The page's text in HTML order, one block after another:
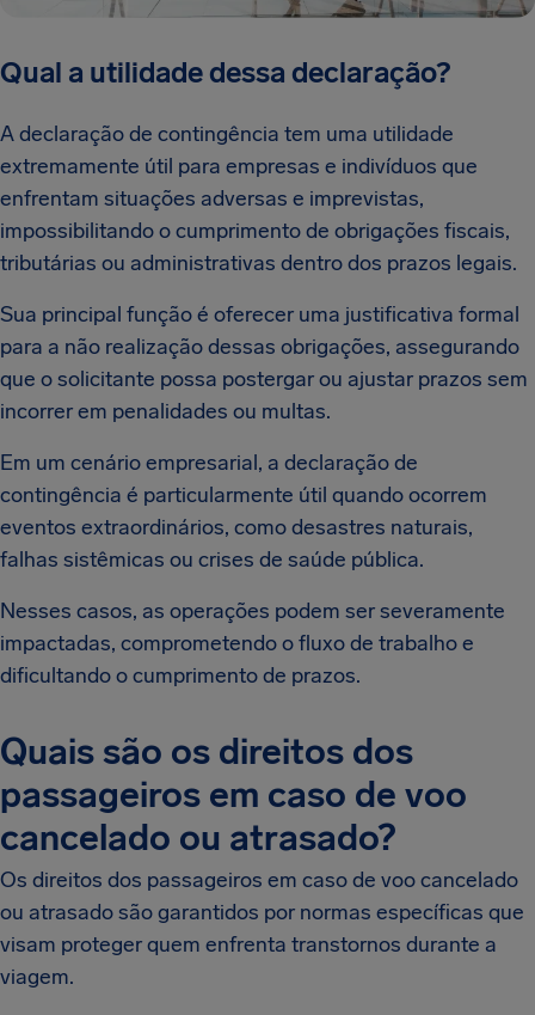
Qual a utilidade dessa declaração?
A declaração de contingência tem uma utilidade
extremamente útil para empresas e indivíduos que
enfrentam situações adversas e imprevistas,
impossibilitando o cumprimento de obrigações fiscais,
tributárias ou administrativas dentro dos prazos legais.
Sua principal função é oferecer uma justificativa formal
para a não realização dessas obrigações, assegurando
que o solicitante possa postergar ou ajustar prazos sem
incorrer em penalidades ou multas.
Em um cenário empresarial, a declaração de
contingência é particularmente útil quando ocorrem
eventos extraordinários, como desastres naturais,
falhas sistêmicas ou crises de saúde pública.
Nesses casos, as operações podem ser severamente
impactadas, comprometendo o fluxo de trabalho e
dificultando o cumprimento de prazos.
Quais são os direitos dos
passageiros em caso de voo
cancelado ou atrasado?
Os direitos dos passageiros em caso de voo cancelado
ou atrasado são garantidos por normas específicas que
visam proteger quem enfrenta transtornos durante a
viagem.